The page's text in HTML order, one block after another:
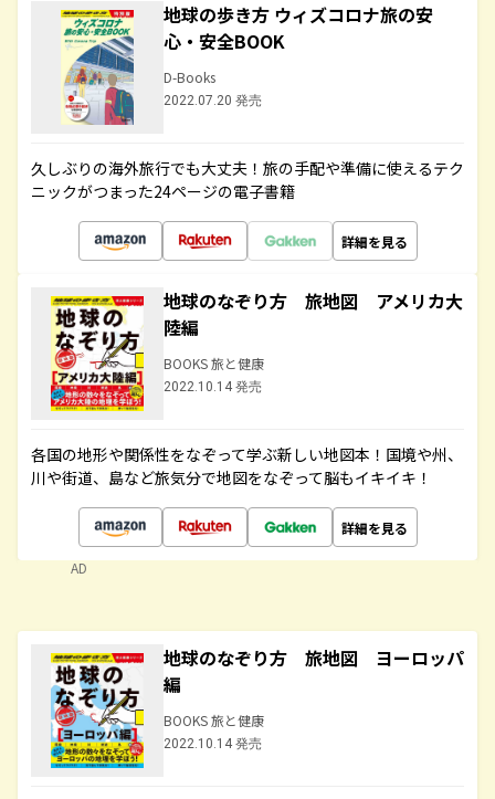
地球の歩き方 ウィズコロナ旅の安
心・安全BOOK
D-Books
2022.07.20 発売
久しぶりの海外旅行でも大丈夫！旅の手配や準備に使えるテク
ニックがつまった24ページの電子書籍
詳細を見る
地球のなぞり方 旅地図 アメリカ大
陸編
BOOKS 旅と健康
2022.10.14 発売
各国の地形や関係性をなぞって学ぶ新しい地図本！国境や州、
川や街道、島など旅気分で地図をなぞって脳もイキイキ！
詳細を見る
AD
地球のなぞり方 旅地図 ヨーロッパ
編
BOOKS 旅と健康
2022.10.14 発売